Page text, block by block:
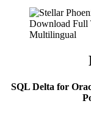
SQL Delta for